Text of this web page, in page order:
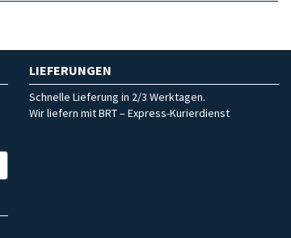
LIEFERUNGEN
Schnelle Lieferung in 2/3 Werktagen.
Wir liefern mit BRT – Express-Kurierdienst